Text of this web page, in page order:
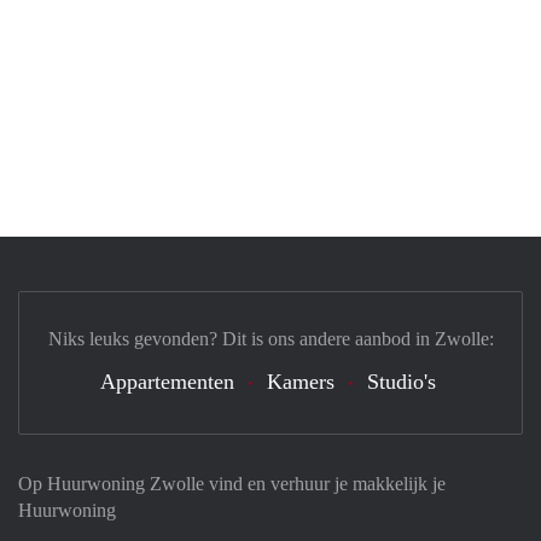
Op Huurwoning Zwolle vind en verhuur je makkelijk je
Huurwoning
Niks leuks gevonden? Dit is ons andere aanbod in Zwolle:
Appartementen Kamers Studio's